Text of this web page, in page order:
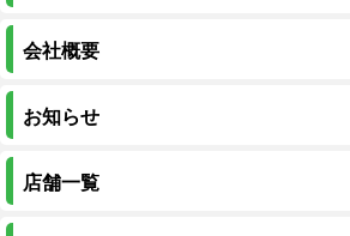
会社概要
お知らせ
店舗一覧